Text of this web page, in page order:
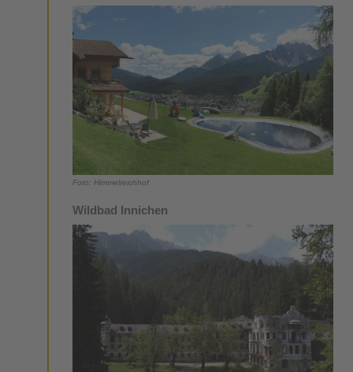
Foto: Himmelreichhof
Wildbad Innichen